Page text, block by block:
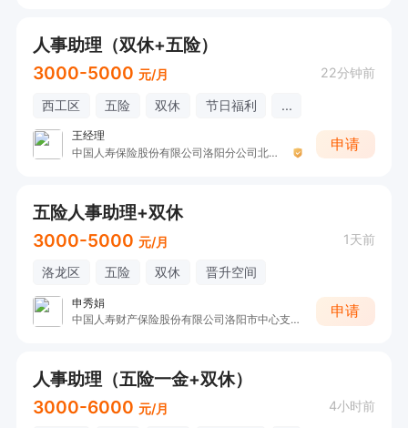
人事助理（双休+五险）
3000-5000 元/月 22分钟前
西工区 五险 双休 节日福利 ...
王经理
中国人寿保险股份有限公司洛阳分公司北区营销服务部非凡职场
申请
五险人事助理+双休
3000-5000 元/月 1天前
洛龙区 五险 双休 晋升空间
申秀娟
中国人寿财产保险股份有限公司洛阳市中心支公司洛龙区营销服务部
申请
人事助理（五险一金+双休）
3000-6000 元/月 4小时前